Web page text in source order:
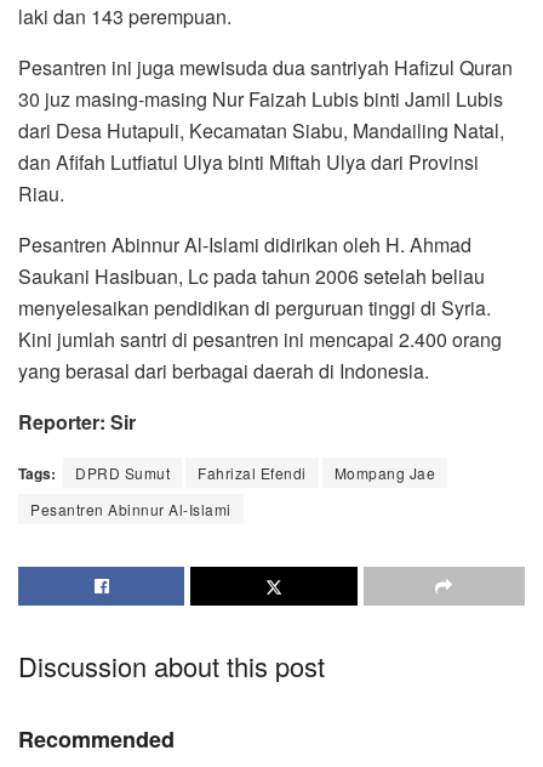
laki dan 143 perempuan.
Pesantren ini juga mewisuda dua santriyah Hafizul Quran
30 juz masing-masing Nur Faizah Lubis binti Jamil Lubis
dari Desa Hutapuli, Kecamatan Siabu, Mandailing Natal,
dan Afifah Lutfiatul Ulya binti Miftah Ulya dari Provinsi
Riau.
Pesantren Abinnur Al-Islami didirikan oleh H. Ahmad
Saukani Hasibuan, Lc pada tahun 2006 setelah beliau
menyelesaikan pendidikan di perguruan tinggi di Syria.
Kini jumlah santri di pesantren ini mencapai 2.400 orang
yang berasal dari berbagai daerah di Indonesia.
Reporter: Sir
Tags: DPRD Sumut Fahrizal Efendi
Mompang Jae
Pesantren Abinnur Al-Islami
Discussion about this post
Recommended